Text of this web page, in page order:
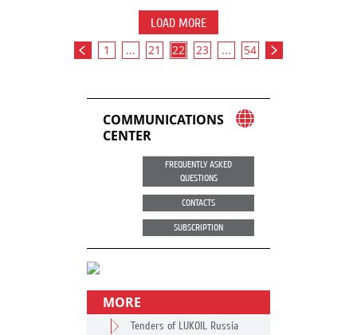
LOAD MORE
1 ... 21 22 23 ... 54
COMMUNICATIONS
CENTER
FREQUENTLY ASKED
QUESTIONS
CONTACTS
SUBSCRIPTION
MORE
Tenders of LUKOIL Russia